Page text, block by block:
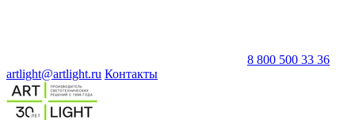
8 800 500 33 36
artlight@artlight.ru Контакты